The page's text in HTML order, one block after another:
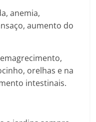
anemia,
aumento do
orelhas e na
intestinais.